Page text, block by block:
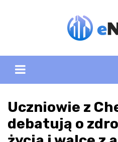
Uczniowie z
debatują o